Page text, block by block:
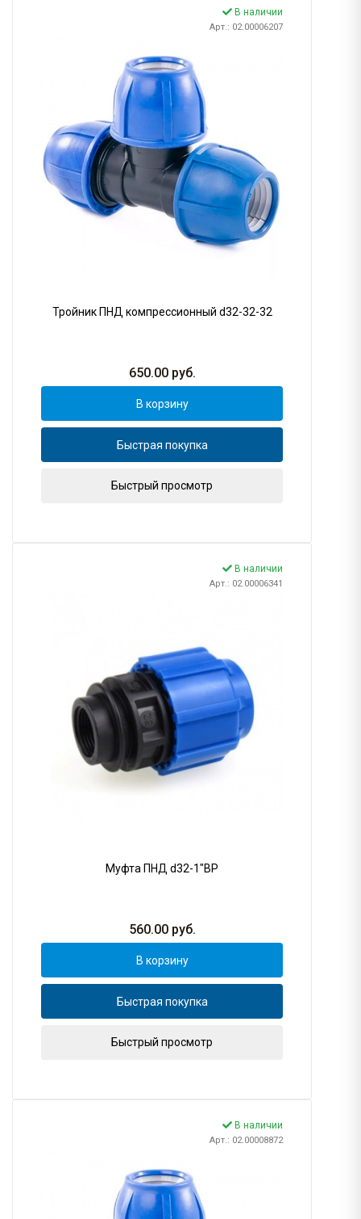
В наличии
Арт.: 02.00006207
Тройник ПНД компрессионный d32-32-32
650.00руб.
В корзину
Быстрая покупка
Быстрый просмотр
В наличии
Арт.: 02.00006341
Муфта ПНД d32-1"ВР
560.00руб.
В корзину
Быстрая покупка
Быстрый просмотр
В наличии
Арт.: 02.00008872